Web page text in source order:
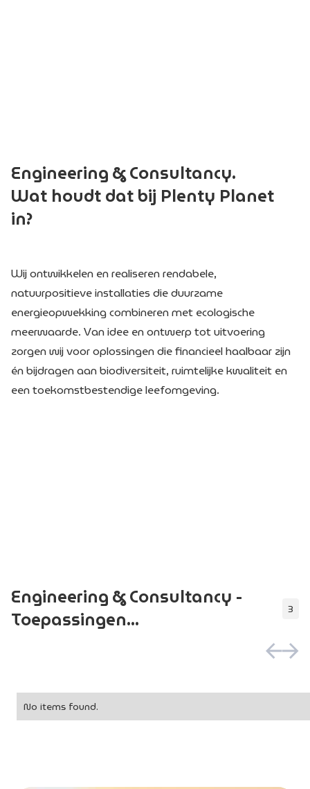
Engineering & Consultancy.
Wat houdt dat bij Plenty Planet
in?
Wij ontwikkelen en realiseren rendabele,
natuurpositieve installaties die duurzame
energieopwekking combineren met ecologische
meerwaarde. Van idee en ontwerp tot uitvoering
zorgen wij voor oplossingen die financieel haalbaar zijn
én bijdragen aan biodiversiteit, ruimtelijke kwaliteit en
een toekomstbestendige leefomgeving.
Engineering & Consultancy -
Toepassingen...
3
No items found.